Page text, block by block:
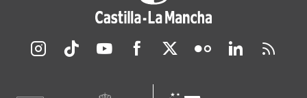
Redes sociales JCCM